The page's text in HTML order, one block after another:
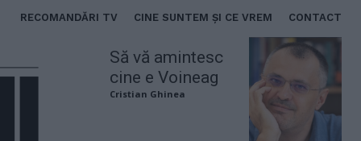
RECOMANDĂRI TV CINE SUNTEM ȘI CE VREM CONTACT
Să vă amintesc
cine e Voineag
Cristian Ghinea